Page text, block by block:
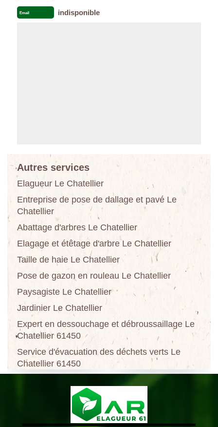
Email indisponible
Autres services
Elagueur Le Chatellier
Entreprise de pose de dallage et pavé Le
Chatellier
Abattage d'arbres Le Chatellier
Elagage et étêtage d'arbre Le Chatellier
Taille de haie Le Chatellier
Pose de gazon en rouleau Le Chatellier
Paysagiste Le Chatellier
Jardinier Le Chatellier
Expert en dessouchage et débroussaillage Le
Chatellier 61450
Service d'évacuation des déchets verts Le
Chatellier 61450